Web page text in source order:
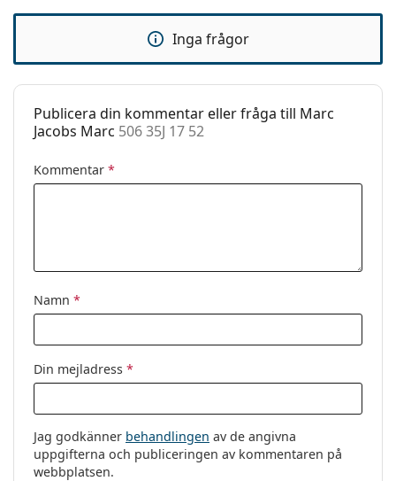
instruktionerna före användning
Clip-on:
Nej
Putsduk:
Ja
Övrigt
Kön:
Inga frågor
Publicera din kommentar eller fråga till Marc
Jacobs Marc 506 35J 17 52
Kommentar *
Namn *
Din mejladress *
Jag godkänner behandlingen av de angivna
uppgifterna och publiceringen av kommentaren på
webbplatsen.